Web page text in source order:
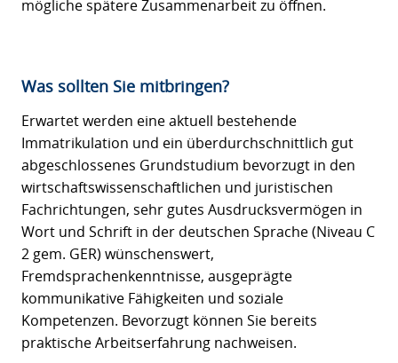
mögliche spätere Zusammenarbeit zu öffnen.
Was sollten Sie mitbringen?
Erwartet werden eine aktuell bestehende
Immatrikulation und ein überdurchschnittlich gut
abgeschlossenes Grundstudium bevorzugt in den
wirtschaftswissenschaftlichen und juristischen
Fachrichtungen, sehr gutes Ausdrucksvermögen in
Wort und Schrift in der deutschen Sprache (Niveau C
2 gem. GER) wünschenswert,
Fremdsprachenkenntnisse, ausgeprägte
kommunikative Fähigkeiten und soziale
Kompetenzen. Bevorzugt können Sie bereits
praktische Arbeitserfahrung nachweisen.